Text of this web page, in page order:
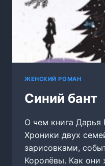
ЖЕНСКИЙ РОМАН
Синий бант
О чем книга Дарья
Хроники двух
зарисовками,
Королёвы. Как они